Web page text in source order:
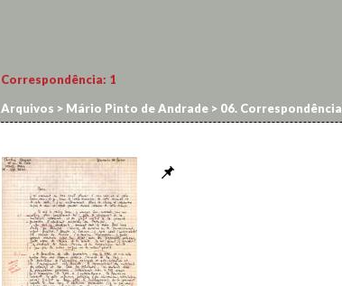
Correspondência: 1
Arquivos > Mário Pinto de Andrade > 06. Correspondência